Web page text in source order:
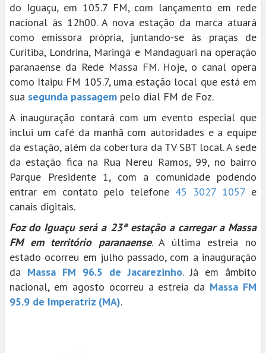
do Iguaçu, em 105.7 FM, com lançamento em rede
nacional às 12h00. A nova estação da marca atuará
como emissora própria, juntando-se às praças de
Curitiba, Londrina, Maringá e Mandaguari na operação
paranaense da Rede Massa FM. Hoje, o canal opera
como Itaipu FM 105.7, uma estação local que está em
sua segunda passagem pelo dial FM de Foz.
A inauguração contará com um evento especial que
inclui um café da manhã com autoridades e a equipe
da estação, além da cobertura da TV SBT local. A sede
da estação fica na Rua Nereu Ramos, 99, no bairro
Parque Presidente 1, com a comunidade podendo
entrar em contato pelo telefone 45 3027 1057 e
canais digitais.
Foz do Iguaçu será a 23ª estação a carregar a Massa
FM em território paranaense. A última estreia no
estado ocorreu em julho passado, com a inauguração
da Massa FM 96.5 de Jacarezinho. Já em âmbito
nacional, em agosto ocorreu a estreia da Massa FM
95.9 de Imperatriz (MA).